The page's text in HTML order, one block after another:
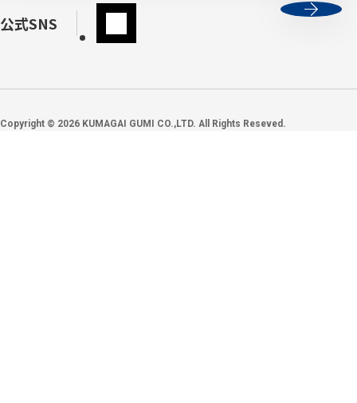
公式SNS
Copyright © 2026 KUMAGAI GUMI CO.,LTD. All Rights Reseved.